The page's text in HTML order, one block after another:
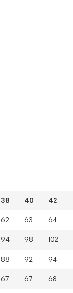
38 40 42
62 63 64
94 98 102
88 92 94
67 67 68